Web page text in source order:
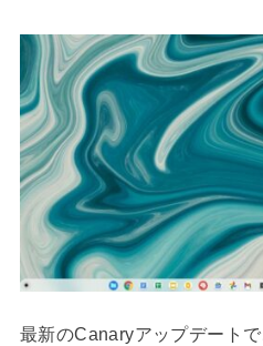
最新のCanaryアップデート